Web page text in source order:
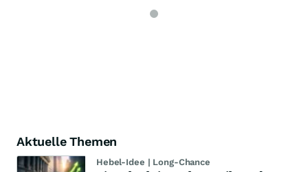
Aktuelle Themen
Hebel-Idee | Long-Chance